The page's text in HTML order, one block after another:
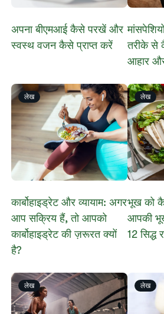
अपना बीएमआई कैसे परखें और
स्वस्थ वजन कैसे प्राप्त करें
तरीके से
आहार और
लेख
कार्बोहाइड्रेट और व्यायाम: अगर
आप सक्रिय हैं, तो आपको
कार्बोहाइड्रेट की ज़रूरत क्यों
है?
लेख
भूख को
आपकी
12 सिद्ध
लेख लेख